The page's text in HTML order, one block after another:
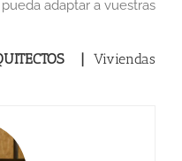
adaptar a vuestras
| Viviendas